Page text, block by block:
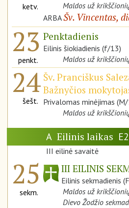
ketv.
Maldos už
ARBAŠv. Vincentas,
23
penkt.
Penktadienis
Eilinis šiokiadienis (f/13)
Maldos už
24
šešt.
Šv. Pranciškus
Bažnyčios
Privalomas minėjimas
Maldos už
A Eilinis laikas E2
III eilinė savaitė
25
sekm.
III EILINIS
Eilinis sekmadienis
Maldos už
Dievo Žodžio